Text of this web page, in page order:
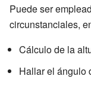
Puede ser
circunstanciales,
Cálculo de la
Hallar el ángulo